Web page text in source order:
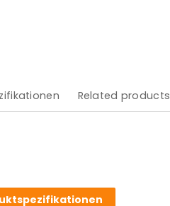
Related products